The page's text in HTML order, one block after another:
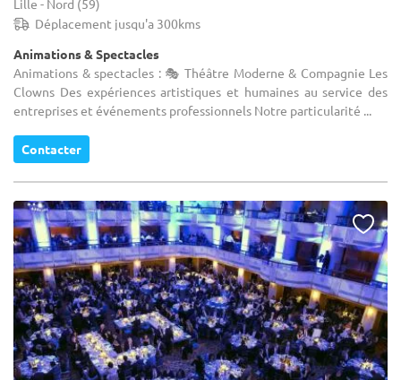
Lille - Nord (59)
Déplacement jusqu'a 300kms
Animations & Spectacles
Animations & spectacles : 🎭 Théâtre Moderne & Compagnie Les
Clowns Des expériences artistiques et humaines au service des
entreprises et événements professionnels Notre particularité ...
Contacter